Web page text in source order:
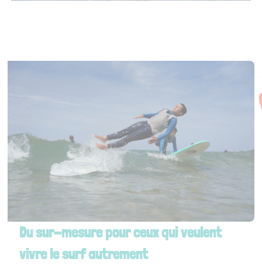
créneau réservé, plage tranquille, matériel premium. Le surf
version luxe… mais toujours avec l’âme Chipiron.
Du sur-mesure pour ceux qui veulent
vivre le surf autrement